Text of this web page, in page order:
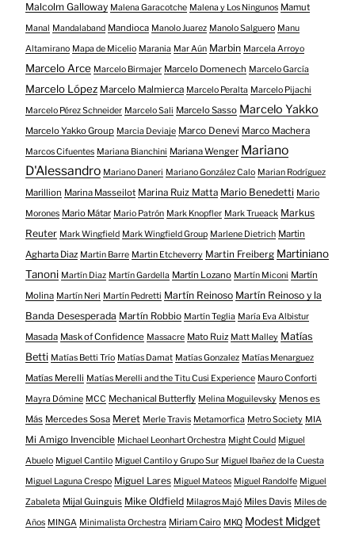
Malcolm Galloway Malena Garacotche Malena y Los Ningunos Mamut
Manal Mandalaband Mandioca Manolo Juarez Manolo Salguero Manu
Altamirano Mapa de Micelio Marania Mar Aún Marbin Marcela Arroyo
Marcelo Arce Marcelo Birmajer Marcelo Domenech Marcelo García
Marcelo López Marcelo Malmierca Marcelo Peralta Marcelo Pijachi
Marcelo Pérez Schneider Marcelo Sali Marcelo Sasso Marcelo Yakko
Marcelo Yakko Group Marcia Deviaje Marco Denevi Marco Machera
Marcos Cifuentes Mariana Bianchini Mariana Wenger Mariano
D'Alessandro Mariano Daneri Mariano González Calo Marian Rodríguez
Marillion Marina Masseilot Marina Ruiz Matta Mario Benedetti Mario
Morones Mario Mátar Mario Patrón Mark Knopfler Mark Trueack Markus
Reuter Mark Wingfield Mark Wingfield Group Marlene Dietrich Martin
Agharta Diaz Martin Barre Martin Etcheverry Martin Freiberg Martiniano
Tanoni Martín Diaz Martín Gardella Martín Lozano Martín Miconi Martín
Molina Martín Neri Martín Pedretti Martín Reinoso Martín Reinoso y la
Banda Desesperada Martín Robbio Martín Teglia María Eva Albistur
Masada Mask of Confidence Massacre Mato Ruiz Matt Malley Matías
Betti Matías Betti Trío Matías Damat Matías Gonzalez Matías Menarguez
Matías Merelli Matías Merelli and the Titu Cusi Experience Mauro Conforti
Mayra Dómine MCC Mechanical Butterfly Melina Moguilevsky Menos es
Más Mercedes Sosa Meret Merle Travis Metamorfica Metro Society MIA
Mi Amigo Invencible Michael Leonhart Orchestra Might Could Miguel
Abuelo Miguel Cantilo Miguel Cantilo y Grupo Sur Miguel Ibañez de la Cuesta
Miguel Laguna Crespo Miguel Lares Miguel Mateos Miguel Randolfe Miguel
Zabaleta Mijal Guinguis Mike Oldfield Milagros Majó Miles Davis Miles de
Años MINGA Minimalista Orchestra Miriam Cairo MKQ Modest Midget